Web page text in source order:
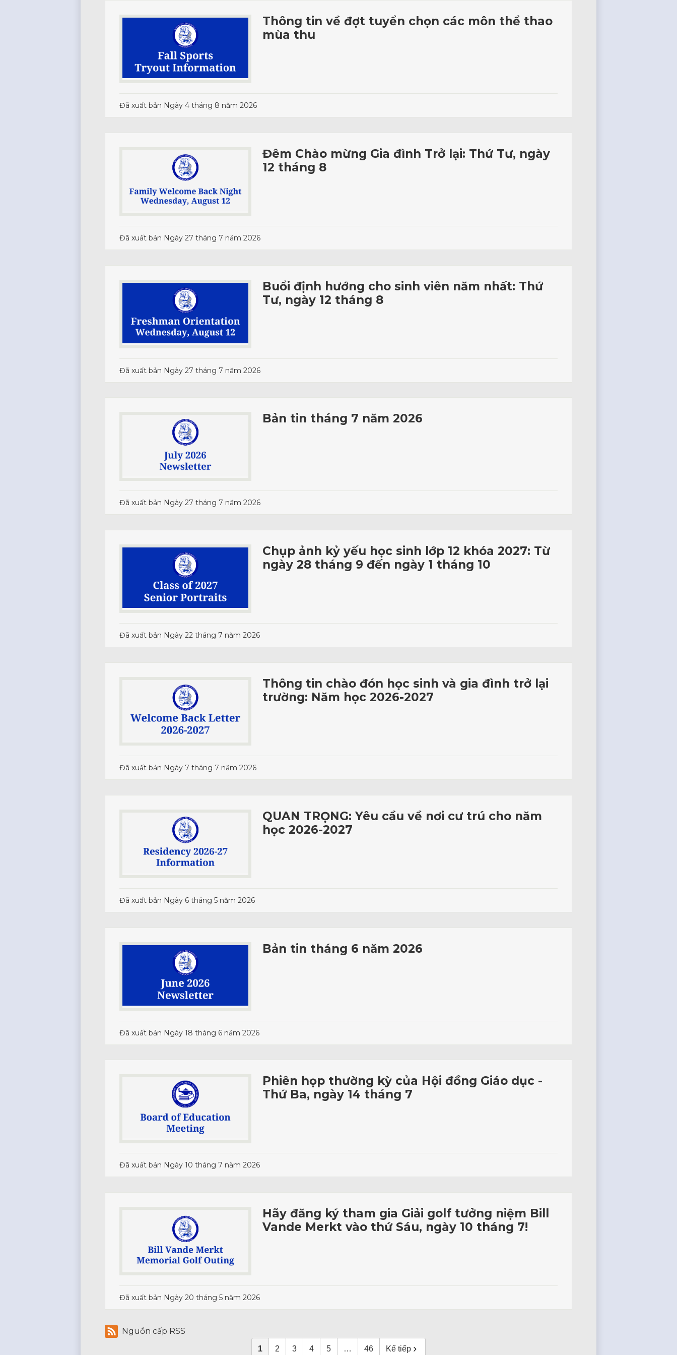
Thông tin về đợt tuyển chọn các môn thể thao
mùa thu
Đã xuất bản Ngày 4 tháng 8 năm 2026
Đêm Chào mừng Gia đình Trở lại: Thứ Tư, ngày
12 tháng 8
Đã xuất bản Ngày 27 tháng 7 năm 2026
Buổi định hướng cho sinh viên năm nhất: Thứ
Tư, ngày 12 tháng 8
Đã xuất bản Ngày 27 tháng 7 năm 2026
Bản tin tháng 7 năm 2026
Đã xuất bản Ngày 27 tháng 7 năm 2026
Chụp ảnh kỷ yếu học sinh lớp 12 khóa 2027: Từ
ngày 28 tháng 9 đến ngày 1 tháng 10
Đã xuất bản Ngày 22 tháng 7 năm 2026
Thông tin chào đón học sinh và gia đình trở lại
trường: Năm học 2026-2027
Đã xuất bản Ngày 7 tháng 7 năm 2026
QUAN TRỌNG: Yêu cầu về nơi cư trú cho năm
học 2026-2027
Đã xuất bản Ngày 6 tháng 5 năm 2026
Bản tin tháng 6 năm 2026
Đã xuất bản Ngày 18 tháng 6 năm 2026
Phiên họp thường kỳ của Hội đồng Giáo dục -
Thứ Ba, ngày 14 tháng 7
Đã xuất bản Ngày 10 tháng 7 năm 2026
Hãy đăng ký tham gia Giải golf tưởng niệm Bill
Vande Merkt vào thứ Sáu, ngày 10 tháng 7!
Đã xuất bản Ngày 20 tháng 5 năm 2026
Nguồn cấp RSS
1 2 3 4 5 … 46 Kế tiếp